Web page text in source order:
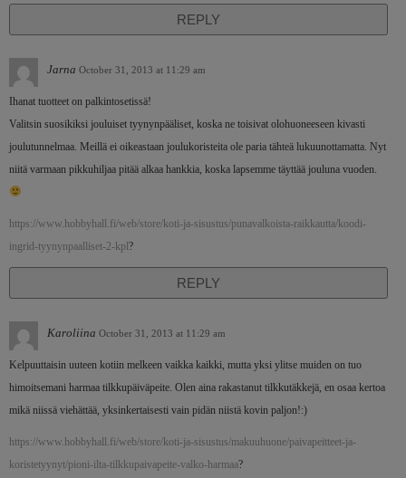
REPLY
Jarna October 31, 2013 at 11:29 am
Ihanat tuotteet on palkintosetissä!
Valitsin suosikiksi jouluiset tyynynpääliset, koska ne toisivat olohuoneeseen kivasti
joulutunnelmaa. Meillä ei oikeastaan joulukoristeita ole paria tähteä lukuunottamatta. Nyt
niitä varmaan pikkuhiljaa pitää alkaa hankkia, koska lapsemme täyttää jouluna vuoden.
https://www.hobbyhall.fi/web/store/koti-ja-sisustus/punavalkoista-raikkautta/koodi-
ingrid-tyynynpaalliset-2-kpl ?
REPLY
Karoliina October 31, 2013 at 11:29 am
Kelpuuttaisin uuteen kotiin melkeen vaikka kaikki, mutta yksi ylitse muiden on tuo
himoitsemani harmaa tilkkupäiväpeite. Olen aina rakastanut tilkkutäkkejä, en osaa kertoa
mikä niissä viehättää, yksinkertaisesti vain pidän niistä kovin paljon!:)
https://www.hobbyhall.fi/web/store/koti-ja-sisustus/makuuhuone/paivapeitteet-ja-
koristetyynyt/pioni-ilta-tilkkupaivapeite-valko-harmaa?